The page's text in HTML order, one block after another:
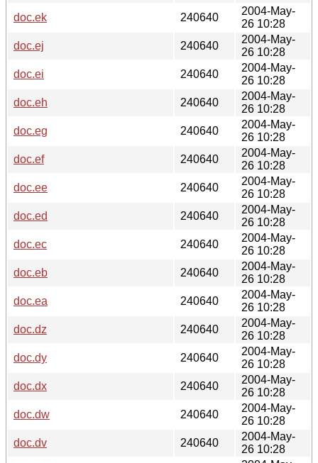
doc.ek
240640
2004-May-
26 10:28
doc.ej
240640
2004-May-
26 10:28
doc.ei
240640
2004-May-
26 10:28
doc.eh
240640
2004-May-
26 10:28
doc.eg
240640
2004-May-
26 10:28
doc.ef
240640
2004-May-
26 10:28
doc.ee
240640
2004-May-
26 10:28
doc.ed
240640
2004-May-
26 10:28
doc.ec
240640
2004-May-
26 10:28
doc.eb
240640
2004-May-
26 10:28
doc.ea
240640
2004-May-
26 10:28
doc.dz
240640
2004-May-
26 10:28
doc.dy
240640
2004-May-
26 10:28
doc.dx
240640
2004-May-
26 10:28
doc.dw
240640
2004-May-
26 10:28
doc.dv
240640
2004-May-
26 10:28